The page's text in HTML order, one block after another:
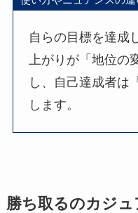
自らの目標を達成
上がりが「地位の
し、自己達成者は
します。
勝ち取るのカジ